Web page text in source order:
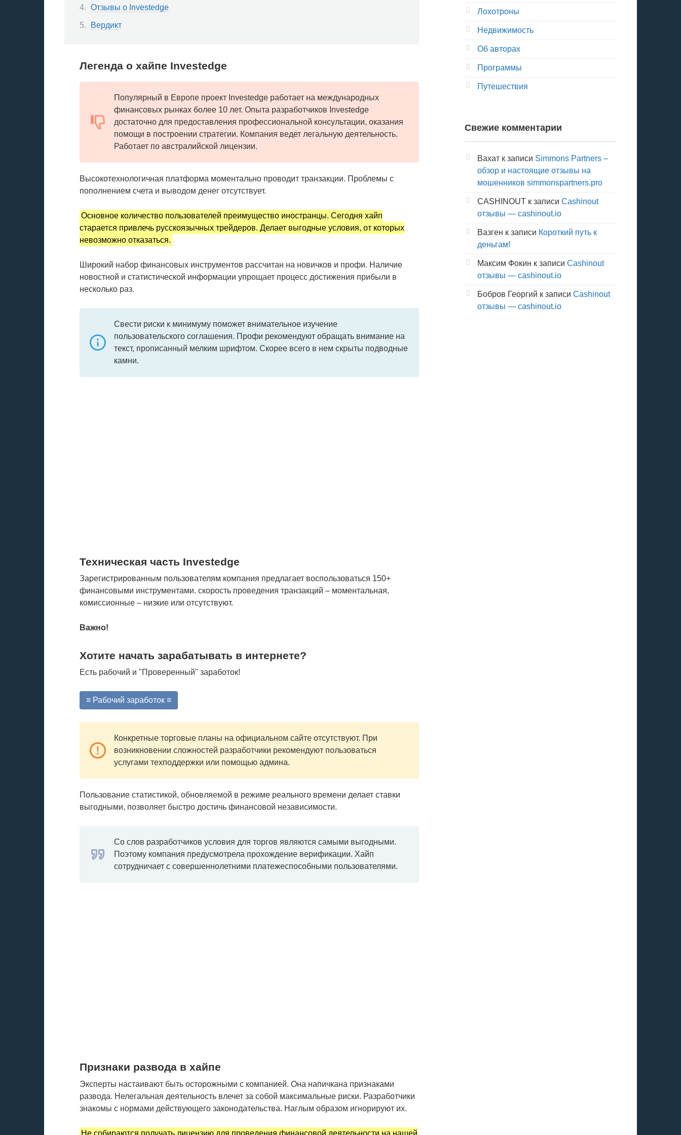
Отзывы о Investedge
Вердикт
Легенда о хайпе Investedge
Популярный в Европе проект Investedge работает на международных
финансовых рынках более 10 лет. Опыта разработчиков Investedge
достаточно для предоставления профессиональной консультации, оказания
помощи в построении стратегии. Компания ведет легальную деятельность.
Работает по австралийской лицензии.
Высокотехнологичная платформа моментально проводит транзакции. Проблемы с
пополнением счета и выводом денег отсутствует.
Основное количество пользователей преимущество иностранцы. Сегодня хайп
старается привлечь русскоязычных трейдеров. Делает выгодные условия, от которых
невозможно отказаться.
Широкий набор финансовых инструментов рассчитан на новичков и профи. Наличие
новостной и статистической информации упрощает процесс достижения прибыли в
несколько раз.
Свести риски к минимуму поможет внимательное изучение
пользовательского соглашения. Профи рекомендуют обращать внимание на
текст, прописанный мелким шрифтом. Скорее всего в нем скрыты подводные
камни.
Техническая часть Investedge
Зарегистрированным пользователям компания предлагает воспользоваться 150+
финансовыми инструментами. скорость проведения транзакций – моментальная,
комиссионные – низкие или отсутствуют.
Важно!
Хотите начать зарабатывать в интернете?
Есть рабочий и "Проверенный" заработок!
≡ Рабочий заработок ≡
Конкретные торговые планы на официальном сайте отсутствуют. При
возникновении сложностей разработчики рекомендуют пользоваться
услугами техподдержки или помощью админа.
Пользование статистикой, обновляемой в режиме реального времени делает ставки
выгодными, позволяет быстро достичь финансовой независимости.
Со слов разработчиков условия для торгов являются самыми выгодными.
Поэтому компания предусмотрела прохождение верификации. Хайп
сотрудничает с совершеннолетними платежеспособными пользователями.
Признаки развода в хайпе
Эксперты настаивают быть осторожными с компанией. Она напичкана признаками
развода. Нелегальная деятельность влечет за собой максимальные риски. Разработчики
знакомы с нормами действующего законодательства. Наглым образом игнорируют их.
Не собираются получать лицензию для проведения финансовой деятельности на нашей
Лохотроны
Недвижимость
Об авторах
Программы
Путешествия
Свежие комментарии
Вахат к записи Simmons Partners –
обзор и настоящие отзывы на
мошенников simmonspartners.pro
CASHINOUT к записи Cashinout
отзывы — cashinout.io
Вазген к записи Короткий путь к
деньгам!
Максим Фокин к записи Cashinout
отзывы — cashinout.io
Бобров Георгий к записи Cashinout
отзывы — cashinout.io